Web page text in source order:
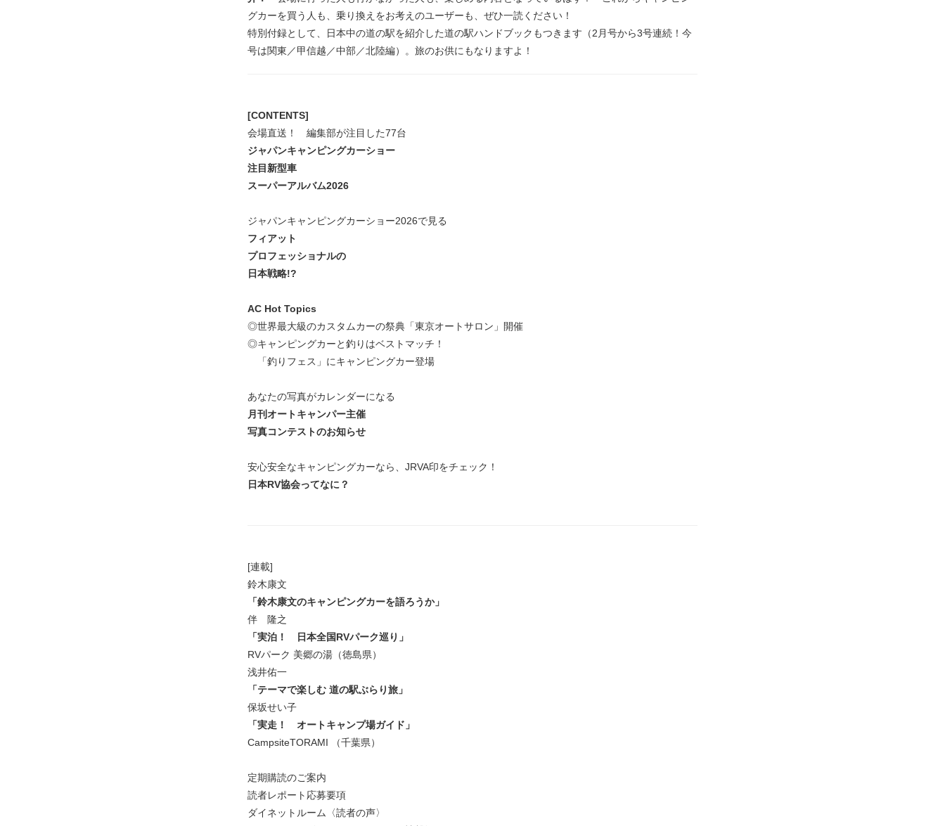
グカーを買う人も、乗り換えをお考えのユーザーも、ぜひ一読ください！
特別付録として、日本中の道の駅を紹介した道の駅ハンドブックもつきます（2月号から3号連続！今
号は関東／甲信越／中部／北陸編）。旅のお供にもなりますよ！
[CONTENTS]
会場直送！ 編集部が注目した77台
ジャパンキャンピングカーショー
注目新型車
スーパーアルバム2026
ジャパンキャンピングカーショー2026で見る
フィアット
プロフェッショナルの
日本戦略!?
AC Hot Topics
◎世界最大級のカスタムカーの祭典「東京オートサロン」開催
◎キャンピングカーと釣りはベストマッチ！
「釣りフェス」にキャンピングカー登場
あなたの写真がカレンダーになる
月刊オートキャンパー主催
写真コンテストのお知らせ
安心安全なキャンピングカーなら、JRVA印をチェック！
日本RV協会ってなに？
[連載]
鈴木康文
「鈴木康文のキャンピングカーを語ろうか」
伴 隆之
「実泊！ 日本全国RVパーク巡り」
RVパーク 美郷の湯（徳島県）
浅井佑一
「テーマで楽しむ 道の駅ぶらり旅」
保坂せい子
「実走！ オートキャンプ場ガイド」
CampsiteTORAMI （千葉県）
定期購読のご案内
読者レポート応募要項
ダイネットルーム〈読者の声〉